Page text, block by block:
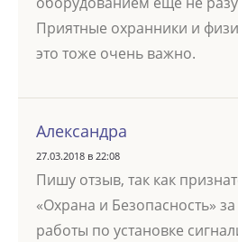
Приятные охранники и
это тоже очень важно.
Александра
27.03.2018 в 22:08
Пишу отзыв, так как
«Охрана и Безопасность»
работы по установке